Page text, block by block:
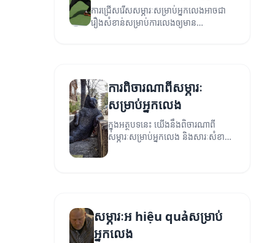
ការជ្រើសរើសសម្ភារៈសម្រាប់អ្នកលេងអាចជា
រឿងសំខាន់សម្រាប់ការលេងឲ្យមាន
ការពិចារណាពីសម្ភារៈ
សម្រាប់អ្នកលេង
ក្នុងអត្ថបទនេះ យើងនឹងពិចារណាពី
សម្ភារៈសម្រាប់អ្នកលេង និងសារៈសំខាន់
សម្ភារៈអ hiệu quảសម្រាប់
អ្នកលេង